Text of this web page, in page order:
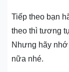
Tiếp theo bạn
theo thì tương
Nhưng hãy
nữa nhé.